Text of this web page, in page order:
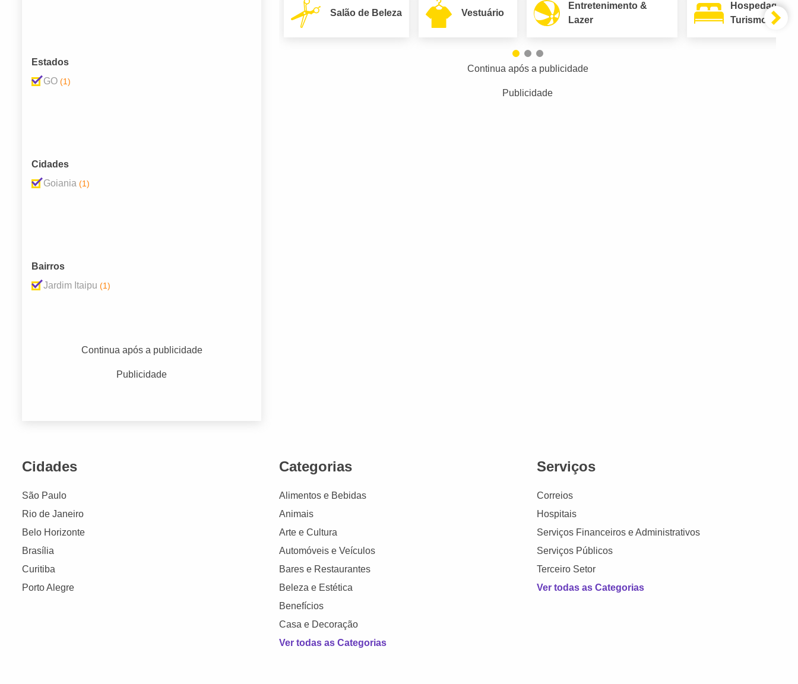
Estados
GO (1)
Cidades
Goiania (1)
Bairros
Jardim Itaipu (1)
Continua após a publicidade
Publicidade
Salão de Beleza Vestuário
Entretenimento &
Lazer
Hospedagem
Turismo
Continua após a publicidade
Publicidade
Cidades
São Paulo
Rio de Janeiro
Belo Horizonte
Brasília
Curitiba
Porto Alegre
Categorias
Alimentos e Bebidas
Animais
Arte e Cultura
Automóveis e Veículos
Bares e Restaurantes
Beleza e Estética
Benefícios
Casa e Decoração
Ver todas as Categorias
Serviços
Correios
Hospitais
Serviços Financeiros e Administrativos
Serviços Públicos
Terceiro Setor
Ver todas as Categorias